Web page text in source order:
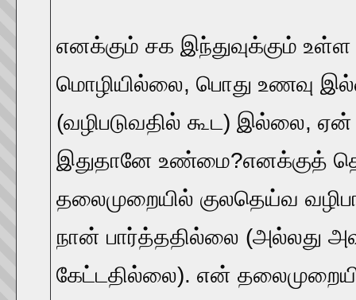
எனக்கும் சக இந்துவுக்கும்
மொழியில்லை, பொது உணவு
(வழிபடுவதில் கூட) இல்லை,
இதுதானே உண்மை?எனக்குத்
தலைமுறையில் குலதெய்வ
நான் பார்த்ததில்லை (அல்லது
கேட்டதில்லை). என்